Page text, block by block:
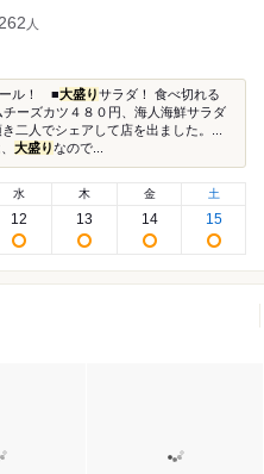
人
ール！ ■大盛りサラダ！ 食べ切れる
ーズカツ４８０円、海人海鮮サラダ
二人でシェアして店を出ました。...
大盛りなので...
水
12
木
13
金
14
土
15